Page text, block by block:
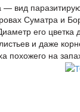
вид
Суматра и
его
и даже
похожего на